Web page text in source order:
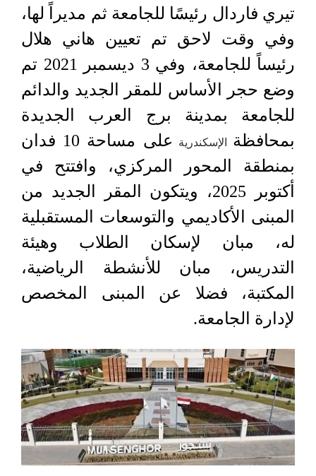
تيري فاردال رئيسًا للجامعة ثم مديراً لها،
وفي وقت لاحق تم تعيين هاني هلال
رئيساً للجامعة، وفي 3 ديسمبر 2021 تم
وضع حجر الأساس للمقر الجديد والدائم
للجامعة بمدينة برج العرب الجديدة
بمحافظة الإسكندرية
على مساحة 10 فدان
بمنطقة المحور المركزي، وافتتح في
أكتوبر 2025، ويتكون المقر الجديد من
المبنى الأكاديمي والتوسعات المستقبلية
له، مبان لإسكان الطلاب وهيئة
التدريس، مبان للأنشطة الرياضية،
المكتبة، فضلا عن المبنى المخصص
لإدارة الجامعة.